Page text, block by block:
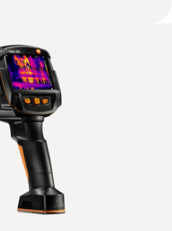
像素，經 testo
術擴展至 640 x